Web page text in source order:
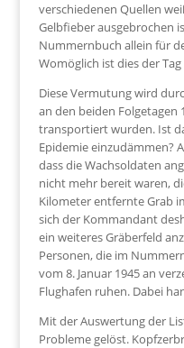
verschiedenen Quellen
Gelbfieber ausgebrochen
Nummernbuch allein für
Womöglich ist dies der
Diese Vermutung wird
an den beiden Folgetagen
transportiert wurden. Ist
Epidemie einzudämmen?
dass die Wachsoldaten
nicht mehr bereit waren,
Kilometer entfernte Grab
sich der Kommandant
ein weiteres Gräberfeld
Personen, die im
vom 8. Januar 1945 an
Flughafen ruhen. Dabei
Mit der Auswertung der
Probleme gelöst.